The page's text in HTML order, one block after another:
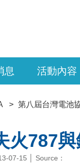
息 活動內容
第八屆台灣電池
火787
07-15 │ Source：